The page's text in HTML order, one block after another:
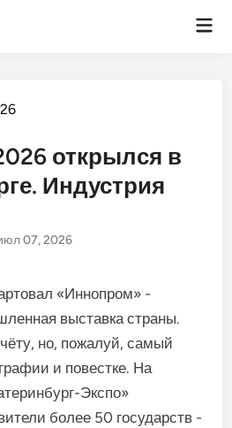
открылся в
Индустрия
07, 2026
«Иннопром» -
выставка страны.
но, пожалуй, самый
и повестке. На
Экспо»
более 50 государств -